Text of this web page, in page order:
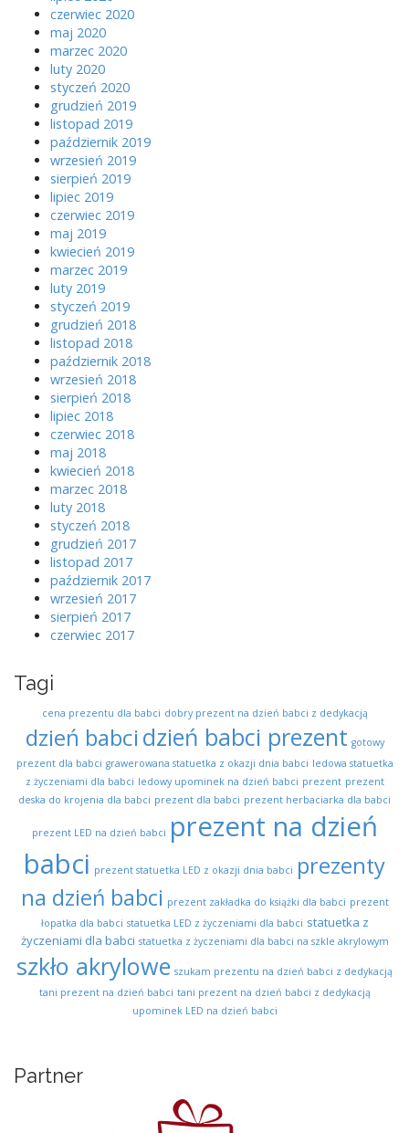
czerwiec 2020
maj 2020
marzec 2020
luty 2020
styczeń 2020
grudzień 2019
listopad 2019
październik 2019
wrzesień 2019
sierpień 2019
lipiec 2019
czerwiec 2019
maj 2019
kwiecień 2019
marzec 2019
luty 2019
styczeń 2019
grudzień 2018
listopad 2018
październik 2018
wrzesień 2018
sierpień 2018
lipiec 2018
czerwiec 2018
maj 2018
kwiecień 2018
marzec 2018
luty 2018
styczeń 2018
grudzień 2017
listopad 2017
październik 2017
wrzesień 2017
sierpień 2017
czerwiec 2017
Tagi
cena prezentu dla babci dobry prezent na dzień babci z dedykacją
dzień babci dzień babci prezent gotowy
prezent dla babci grawerowana statuetka z okazji dnia babci ledowa statuetka
z życzeniami dla babci ledowy upominek na dzień babci prezent prezent
deska do krojenia dla babci prezent dla babci prezent herbaciarka dla babci
prezent LED na dzień babci prezent na dzień
babci prezent statuetka LED z okazji dnia babci prezenty
na dzień babci prezent zakładka do książki dla babci prezent
łopatka dla babci statuetka LED z życzeniami dla babci statuetka z
życzeniami dla babci statuetka z życzeniami dla babci na szkle akrylowym
szkło akrylowe szukam prezentu na dzień babci z dedykacją
tani prezent na dzień babci tani prezent na dzień babci z dedykacją
upominek LED na dzień babci
Partner